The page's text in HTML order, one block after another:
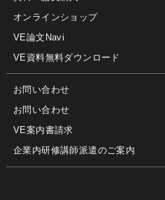
オンラインショップ
VE論文Navi
VE資料無料ダウンロード
お問い合わせ
お問い合わせ
VE案内書請求
企業内研修講師派遣のご案内